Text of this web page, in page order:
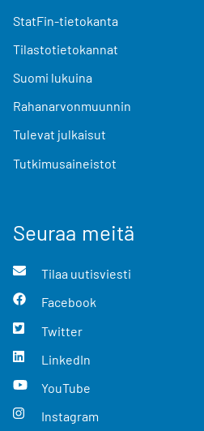
StatFin-tietokanta
Tilastotietokannat
Suomi lukuina
Rahanarvonmuunnin
Tulevat julkaisut
Tutkimusaineistot
Seuraa meitä
Tilaa uutisviesti
Facebook
Twitter
LinkedIn
YouTube
Instagram